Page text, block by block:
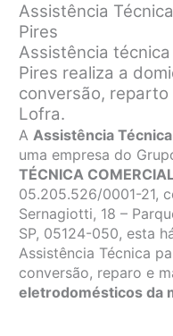
Assistência
Pires
Assistência
Pires realiza a
conversão,
Lofra.
AAssistência
uma empresa do
TÉCNICA
05.205.526/0001-21,
Sernagiotti, 18 –
SP, 05124-050, esta
Assistência Técnica
conversão, reparo e
eletrodomésticos da